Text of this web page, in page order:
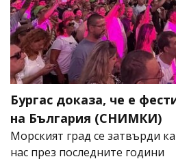
Бургас доказа, че е
на България (СНИМКИ)
Морският град се затвърди
нас през последните години